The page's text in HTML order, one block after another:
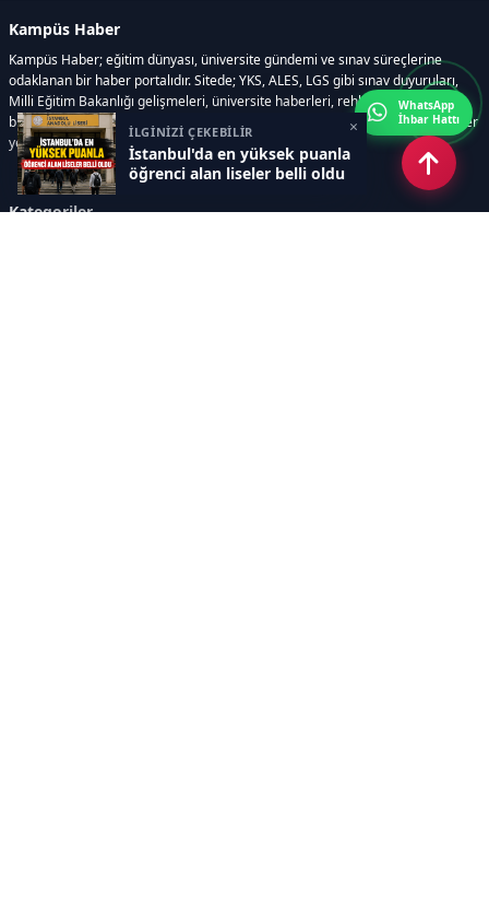
İLGİNİZİ ÇEKEBİLİR
İstanbul'da en yüksek puanla
öğrenci alan liseler belli oldu
×
Kampüs Haber
Kampüs Haber; eğitim dünyası, üniversite gündemi ve sınav süreçlerine
odaklanan bir haber portalıdır. Sitede; YKS, ALES, LGS gibi sınav duyuruları,
Milli Eğitim Bakanlığı gelişmeleri, üniversite haberleri, rehberlik içerikleri,
bilim ve teknoloji alanındaki yenilikler ile öğrenci yaşamına dair güncel bilgiler
yer alır.
Kategoriler
WhatsApp
İhbar Hattı